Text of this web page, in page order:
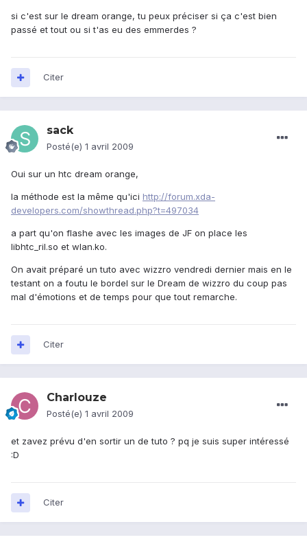
si c'est sur le dream orange, tu peux préciser si ça c'est bien
passé et tout ou si t'as eu des emmerdes ?
Citer
sack
Posté(e) 1 avril 2009
Oui sur un htc dream orange,
la méthode est la même qu'ici http://forum.xda-
developers.com/showthread.php?t=497034
a part qu'on flashe avec les images de JF on place les
libhtc_ril.so et wlan.ko.
On avait préparé un tuto avec wizzro vendredi dernier mais en le
testant on a foutu le bordel sur le Dream de wizzro du coup pas
mal d'émotions et de temps pour que tout remarche.
Citer
Charlouze
Posté(e) 1 avril 2009
et zavez prévu d'en sortir un de tuto ? pq je suis super intéressé
:D
Citer